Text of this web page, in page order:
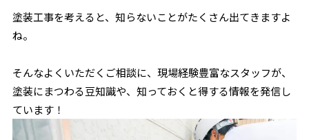
塗装工事を考えると、知らないことがたくさん出てきますよ
ね。
そんなよくいただくご相談に、現場経験豊富なスタッフが、
塗装にまつわる豆知識や、知っておくと得する情報を発信し
ています！